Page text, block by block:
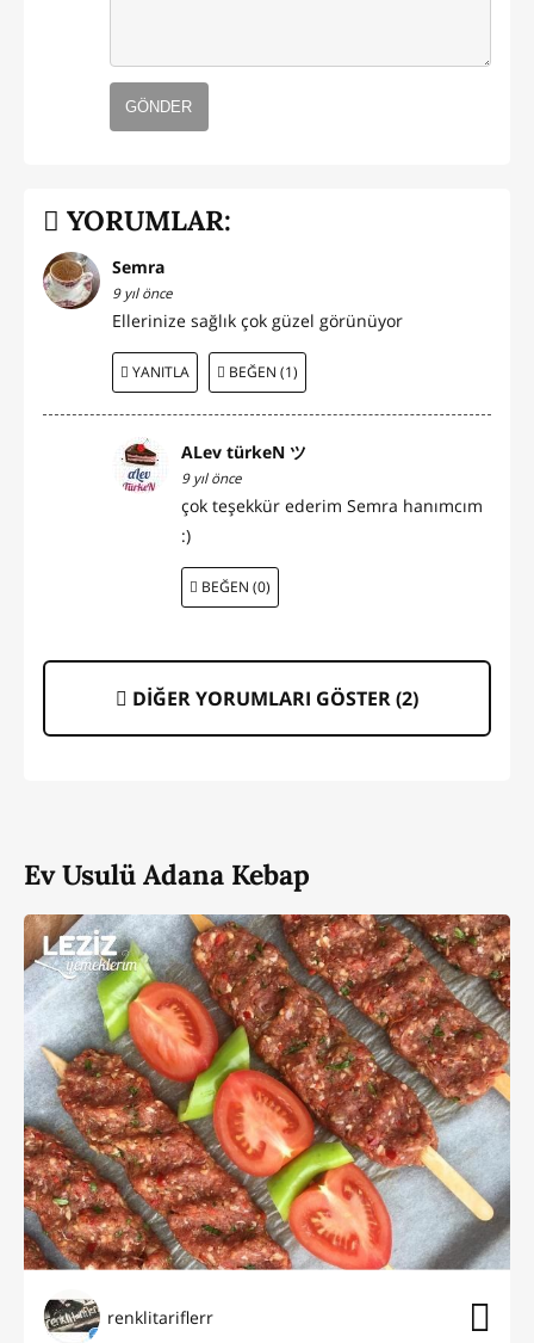
GÖNDER
YORUMLAR:
Semra
9 yıl önce
Ellerinize sağlık çok güzel görünüyor
YANITLA BEĞEN (1)
ALev türkeN ツ
9 yıl önce
çok teşekkür ederim Semra hanımcım
:)
BEĞEN (0)
DİĞER YORUMLARI GÖSTER (2)
Ev Usulü Adana Kebap
renklitariflerr